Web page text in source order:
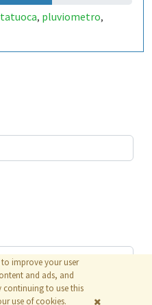
tatuoca, pluviometro,
to improve your user
and ads, and
continuing to use this
use of cookies.